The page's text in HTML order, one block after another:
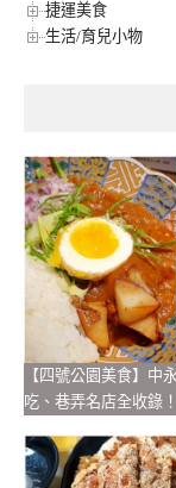
捷運美食
生活/育兒小物
【四號公園美食】中
吃、巷弄名店全收錄！